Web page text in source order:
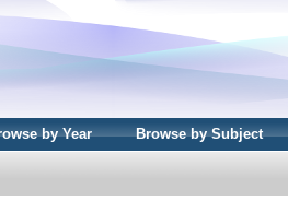
by Year Browse by Subject